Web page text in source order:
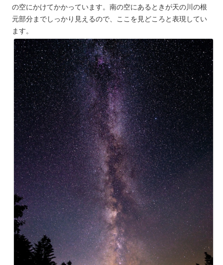
の空にかけてかかっています。南の空にあるときが天の川の根
元部分までしっかり見えるので、ここを見どころと表現してい
ます。